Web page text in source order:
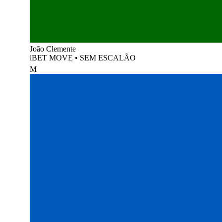
João Clemente
iBET MOVE • SEM ESCALÃO
M